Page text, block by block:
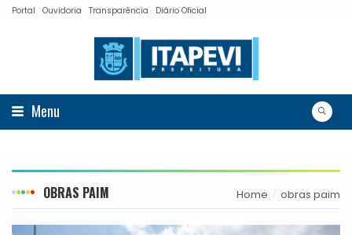
Portal Ouvidoria Transparência Diário Oficial
Menu
OBRAS PAIM Home obras paim